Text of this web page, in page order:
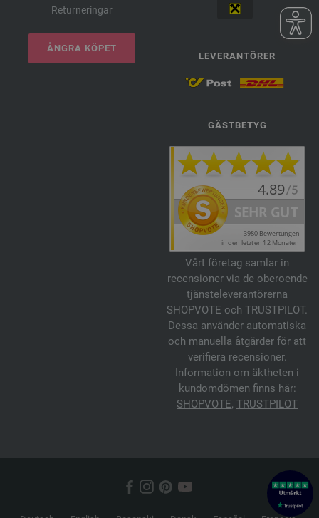
Returneringar
ÅNGRA KÖPET
LEVERANTÖRER
GÄSTBETYG
Vårt företag samlar in
recensioner via de oberoende
tjänsteleverantörerna
SHOPVOTE och TRUSTPILOT.
Dessa använder automatiska
och manuella åtgärder för att
verifiera recensioner.
Information om äktheten i
kundomdömen finns här:
SHOPVOTE, TRUSTPILOT